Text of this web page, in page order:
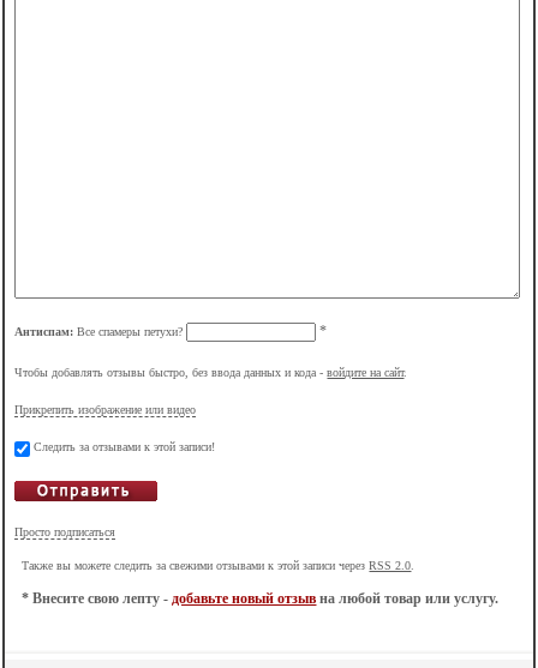
Антиспам: Все спамеры петухи? *
Чтобы добавлять отзывы быстро, без ввода данных и кода -войдите на сайт.
Прикрепить изображение или видео
Следить за отзывами к этой записи!
Просто подписаться
Также вы можете следить за свежими отзывами к этой записи черезRSS 2.0
* Внесите свою лепту - добавьте новый отзыв на любой товар или услугу.